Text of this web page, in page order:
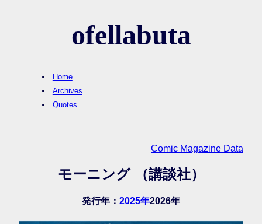
ofellabuta
Home
Archives
Quotes
Comic Magazine Data
モーニング （講談社）
発行年： 2025年2026年